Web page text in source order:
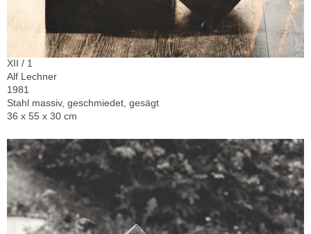
XII / 1
Alf Lechner
1981
Stahl massiv, geschmiedet, gesägt
36 x 55 x 30 cm